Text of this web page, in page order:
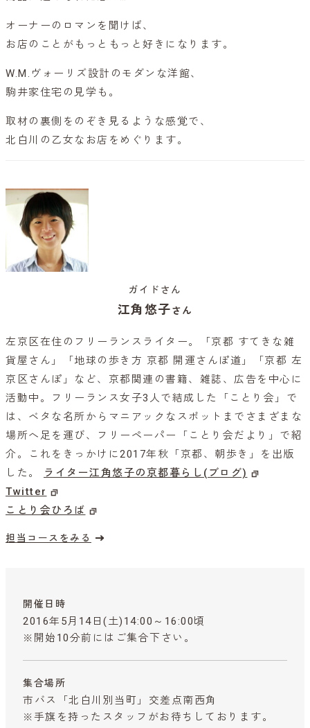
オーナーのロマンを聞けば、
お店のことがもっともっと好きになります。
W.M.ヴォーリズ設計のモダンな洋館、
駒井家住宅の見学も。
取材の裏側をのぞき見るような感覚で、
北白川の乙女なお店をめぐります。
ガイドさん
江角悠子さん
左京区在住のフリーランスライター。「京都 すてきな雑
貨屋さん」「地球の歩き方 京都 開運さんぽ道」「京都 左
京区さんぽ」など、京都関連の書籍、雑誌、広告を中心に
活動中。フリーランス女子3人で結成した「ことり会」で
は、ベタな名所からマニアックなスポットまでさまざまな
場所へ足を運び、フリーペーパー「ことり会だより」で紹
介。これをきっかけに2017年秋「京都、朝歩き」を出版
した。
ライター江角悠子の京都暮らし(ブログ)
Twitter
ことり会ひろば
担当コースをみる
開催日時
2016年5月14日(土)14:00～16:00頃
※開始10分前にはご集合下さい。
集合場所
市バス「北白川別当町」交差点南西角
※手旗を持ったスタッフがお待ちしております。